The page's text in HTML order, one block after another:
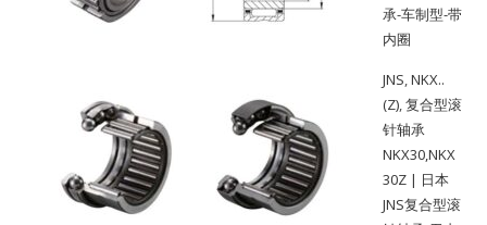
承-车制型-带
内圈
JNS,NKX..
(Z),复合型滚
针轴承
NKX30,NKX
30Z | 日本
JNS复合型滚